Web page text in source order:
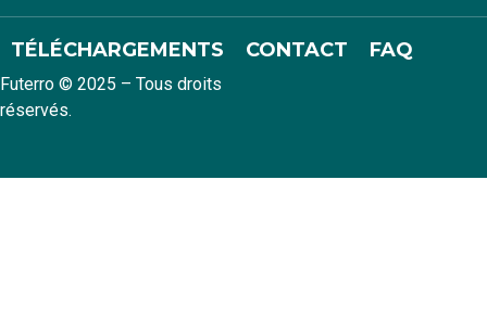
TÉLÉCHARGEMENTS CONTACT FAQ
Futerro © 2025 – Tous droits
réservés.